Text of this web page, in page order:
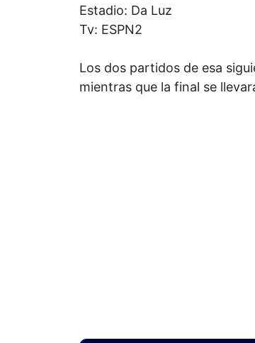
Estadio: Da Luz
Tv: ESPN2
Los dos partidos de esa
mientras que la final se